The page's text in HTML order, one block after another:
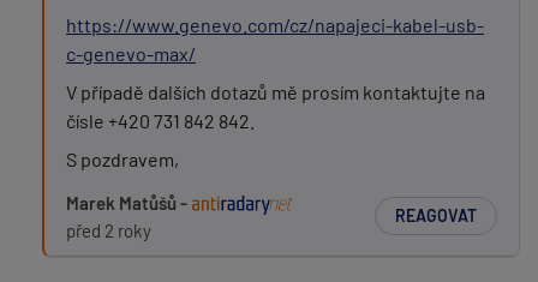
https://www.genevo.com/cz/napajeci-kabel-usb-
c-genevo-max/
V případě dalších dotazů mě prosím kontaktujte na
čísle +420 731 842 842.
S pozdravem,
Marek Matůšů -
před 2 roky
REAGOVAT